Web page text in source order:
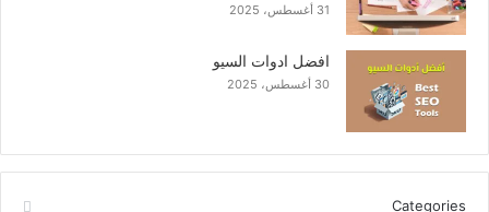
31 أغسطس، 2025
افضل ادوات السيو
30 أغسطس، 2025
Categories